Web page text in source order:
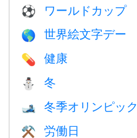
⚽ ワールドカップ
🌎 世界絵文字デー
💊 健康
⛄ 冬
🎿 冬季オリンピック
⚒️ 労働日